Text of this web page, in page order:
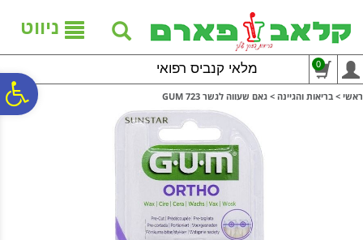
נגישות
אתר
המרכזי
ניווט
מלאי קנביס רפואי 0
ראשי > בריאות והגיינה > גאם שעווה לגשר GUM 723